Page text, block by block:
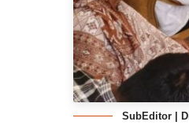
SubEditor |